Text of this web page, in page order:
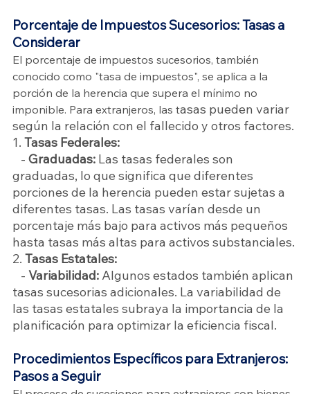
Porcentaje de Impuestos Sucesorios: Tasas a
Considerar
El porcentaje de impuestos sucesorios, también
conocido como "tasa de impuestos", se aplica a la
porción de la herencia que supera el mínimo no
imponible. Para extranjeros, las tasas pueden variar
según la relación con el fallecido y otros factores.
1. Tasas Federales:
   -
Graduadas: Las tasas federales son
graduadas, lo que significa que diferentes
porciones de la herencia pueden estar sujetas a
diferentes tasas. Las tasas varían desde un
porcentaje más bajo para activos más pequeños
hasta tasas más altas para activos substanciales.
2. Tasas Estatales:
   -
Variabilidad: Algunos estados también aplican
tasas sucesorias adicionales. La variabilidad de
las tasas estatales subraya la importancia de la
planificación para optimizar la eficiencia fiscal.
Procedimientos Específicos para Extranjeros:
Pasos a Seguir